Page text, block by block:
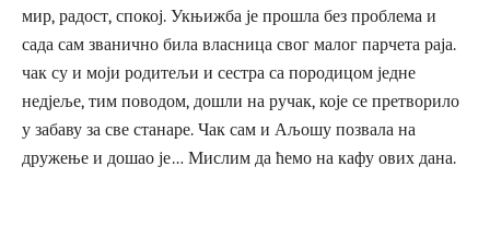
мир, радост, спокој. Укњижба је прошла без проблема и
сада сам званично била власница свог малог парчета раја.
чак су и моји родитељи и сестра са породицом једне
недјеље, тим поводом, дошли на ручак, које се претворило
у забаву за све станаре. Чак сам и Аљошу позвала на
дружење и дошао је… Мислим да ћемо на кафу ових дана.